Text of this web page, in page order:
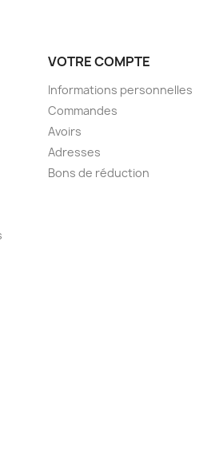
VOTRE COMPTE
Informations personnelles
Commandes
Avoirs
Adresses
Bons de réduction